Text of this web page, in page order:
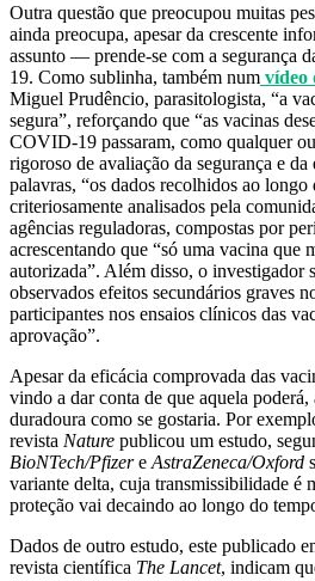
Outra questão que preocupou muitas
ainda preocupa, apesar da crescente
assunto — prende-se com a segurança
19. Como sublinha, também num vídeo
Miguel Prudêncio, parasitologista, “a
segura”, reforçando que “as vacinas
COVID-19 passaram, como qualquer
rigoroso de avaliação da segurança e da
palavras, “os dados recolhidos ao longo
criteriosamente analisados pela
agências reguladoras, compostas por
acrescentando que “só uma vacina que
autorizada”. Além disso, o investigador
observados efeitos secundários graves
participantes nos ensaios clínicos das
aprovação”.
Apesar da eficácia comprovada das
vindo a dar conta de que aquela
duradoura como se gostaria. Por
revista Nature publicou um estudo,
BioNTech/Pfizere AstraZeneca/Oxford
variante delta, cuja transmissibilidade é
proteção vai decaindo ao longo do
Dados de outro estudo, este publicado
revista científica The Lancet, indicam